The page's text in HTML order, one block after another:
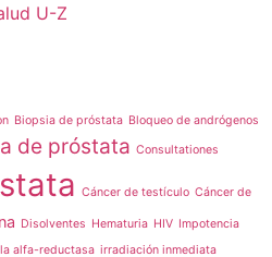
U-Z
Biopsia de próstata Bloqueo de andrógenos
de próstata Consultationes
Cáncer de testículo Cáncer de
Disolventes Hematuria HIV Impotencia
alfa-reductasa irradiación inmediata